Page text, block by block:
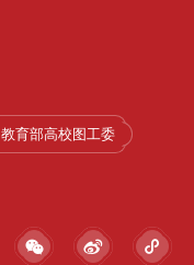
教育部高校图工委